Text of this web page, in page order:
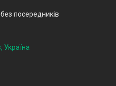
посередників
Україна